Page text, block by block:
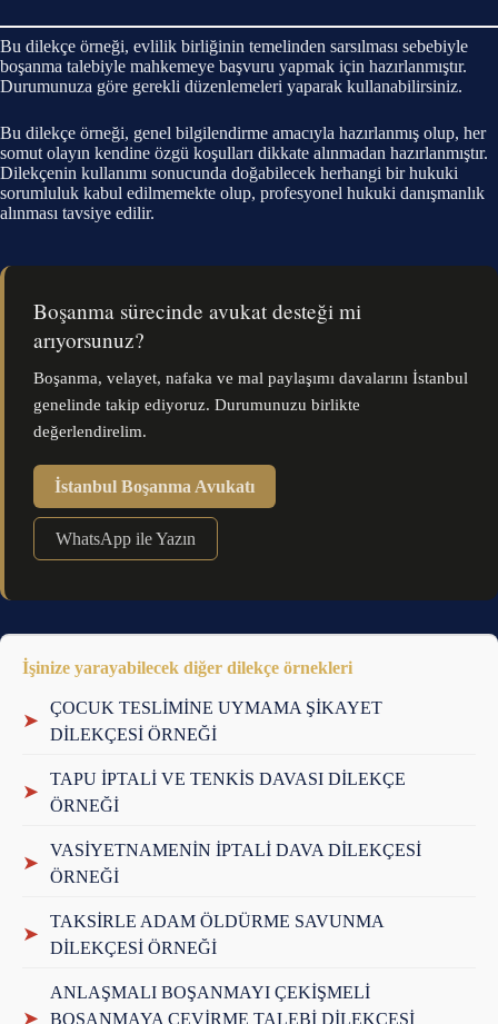
Bu dilekçe örneği, evlilik birliğinin temelinden sarsılması sebebiyle
boşanma talebiyle mahkemeye başvuru yapmak için hazırlanmıştır.
Durumunuza göre gerekli düzenlemeleri yaparak kullanabilirsiniz.
Bu dilekçe örneği, genel bilgilendirme amacıyla hazırlanmış olup, her
somut olayın kendine özgü koşulları dikkate alınmadan hazırlanmıştır.
Dilekçenin kullanımı sonucunda doğabilecek herhangi bir hukuki
sorumluluk kabul edilmemekte olup, profesyonel hukuki danışmanlık
alınması tavsiye edilir.
Boşanma sürecinde avukat desteği mi
arıyorsunuz?
Boşanma, velayet, nafaka ve mal paylaşımı davalarını İstanbul
genelinde takip ediyoruz. Durumunuzu birlikte
değerlendirelim.
İstanbul Boşanma Avukatı
WhatsApp ile Yazın
İşinize yarayabilecek diğer dilekçe örnekleri
➤
ÇOCUK TESLİMİNE UYMAMA ŞİKAYET
DİLEKÇESİ ÖRNEĞİ
➤
TAPU İPTALİ VE TENKİS DAVASI DİLEKÇE
ÖRNEĞİ
➤
VASİYETNAMENİN İPTALİ DAVA DİLEKÇESİ
ÖRNEĞİ
➤
TAKSİRLE ADAM ÖLDÜRME SAVUNMA
DİLEKÇESİ ÖRNEĞİ
➤
ANLAŞMALI BOŞANMAYI ÇEKİŞMELİ
BOŞANMAYA ÇEVİRME TALEBİ DİLEKÇESİ